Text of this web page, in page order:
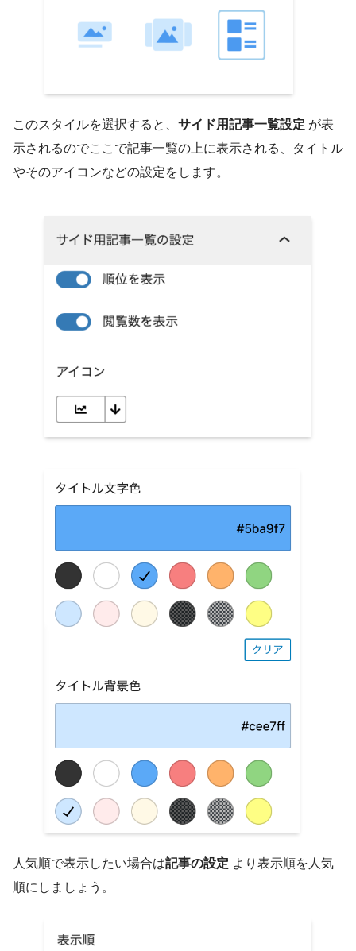
このスタイルを選択すると、 サイド用記事一覧設定 が表
示されるのでここで記事一覧の上に表示される、タイトル
やそのアイコンなどの設定をします。
人気順で表示したい場合は記事の設定 より表示順を人気
順にしましょう。